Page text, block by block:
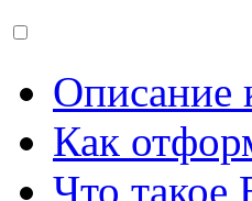
Описание
Как
Что